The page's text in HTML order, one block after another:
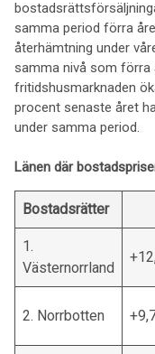
samma period förra
återhämtning under
samma nivå som förra
fritidshusmarknaden
procent senaste året
under samma period.
Länen där
Bostadsrätter
1.
Västernorrland
2. Norrbotten